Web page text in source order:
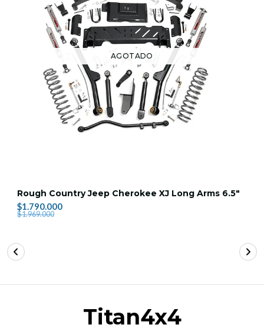
AGOTADO
Rough Country Jeep Cherokee XJ Long Arms 6.5"
$1.790.000
$1.969.000
Titan4x4